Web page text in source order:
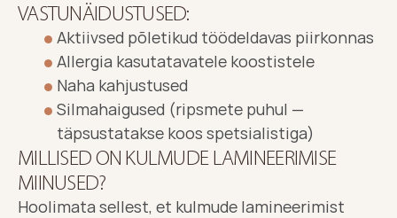
VASTUNÄIDUSTUSED:
Aktiivsed põletikud töödeldavas piirkonnas
Allergia kasutatavatele koostistele
Naha kahjustused
Silmahaigused (ripsmete puhul —
täpsustatakse koos spetsialistiga)
MILLISED ON KULMUDE LAMINEERIMISE
MIINUSED?
Hoolimata sellest, et kulmude lamineerimist